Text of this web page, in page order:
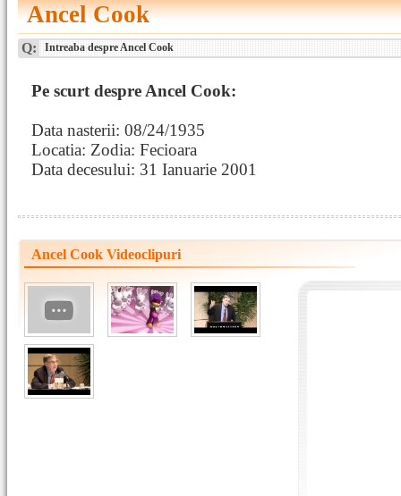
Ancel Cook
Q: Intreaba despre Ancel Cook
Pe scurt despre Ancel Cook:
Data nasterii: 08/24/1935
Locatia: Zodia: Fecioara
Data decesului: 31 Ianuarie 2001
Ancel Cook Videoclipuri